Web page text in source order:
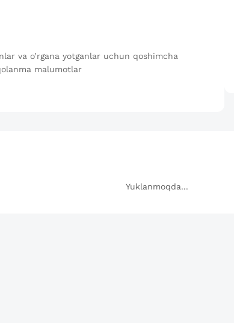
va o’rgana yotganlar uchun qoshimcha
malumotlar
Yuklanmoqda...